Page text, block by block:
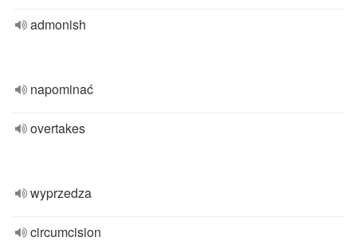
admonish
napominać
overtakes
wyprzedza
circumcision